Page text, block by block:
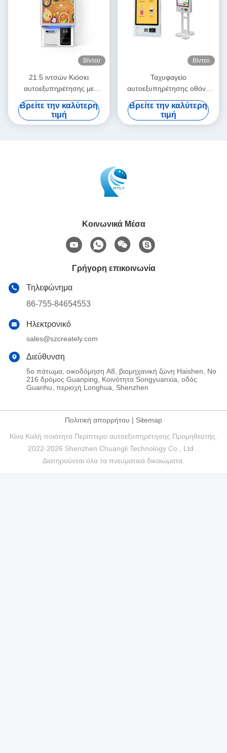
Βίντεο
21.5 ιντσών Κιόσκι
αυτοεξυπηρέτησης με
χωρητική αφής 10 σημεία και
οθόνη FHD
Βρείτε την καλύτερη
τιμή
Βίντεο
Ταχυφαγείο
αυτοεξυπηρέτησης οθόνη
αφής τοίχος τοποθέτηση
μηχανή πληρωμής
λογαριασμού 32 ιντσών
Βρείτε την καλύτερη
τιμή
Κοινωνικά Μέσα
Γρήγορη επικοινωνία
Τηλεφώνημα
86-755-84654553
Ηλεκτρονικό
sales@szcreately.com
Διεύθυνση
5ο πάτωμα, οικοδόμηση A8, βιομηχανική ζώνη Haishen, Νο
216 δρόμος Guanping, Κοινότητα Songyuanxia, οδός
Guanhu, περιοχή Longhua, Shenzhen
Πολιτική απορρήτου | Sitemap
Κίνα Καλή ποιότητα Περίπτερο αυτοεξυπηρέτησης Προμηθευτής.
2022-2026 Shenzhen Chuangli Technology Co., Ltd. .
Διατηρούνται όλα τα πνευματικά δικαιώματα.